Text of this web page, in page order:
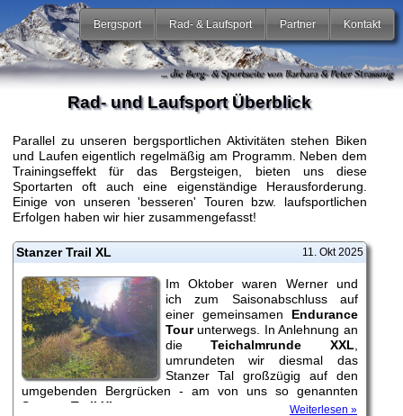
Bergsport Rad- & Laufsport Partner Kontakt
Rad- und Laufsport Überblick
Parallel zu unseren bergsportlichen Aktivitäten stehen Biken
und Laufen eigentlich regelmäßig am Programm. Neben dem
Trainingseffekt für das Bergsteigen, bieten uns diese
Sportarten oft auch eine eigenständige Herausforderung.
Einige von unseren 'besseren' Touren bzw. laufsportlichen
Erfolgen haben wir hier zusammengefasst!
Stanzer Trail XL 11. Okt 2025
Im Oktober waren Werner und
ich zum Saisonabschluss auf
einer gemeinsamen Endurance
Tourunterwegs. In Anlehnung an
dieTeichalmrunde XXL
umrundeten wir diesmal das
Stanzer Tal großzügig auf den
umgebenden Bergrücken - am von uns so genannten
Stanzer Trail XL
Weiterlesen »